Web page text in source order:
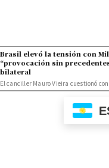
Brasil elevó la tensión con
“provocación sin
bilateral
El canciller Mauro Vieira cuestionó